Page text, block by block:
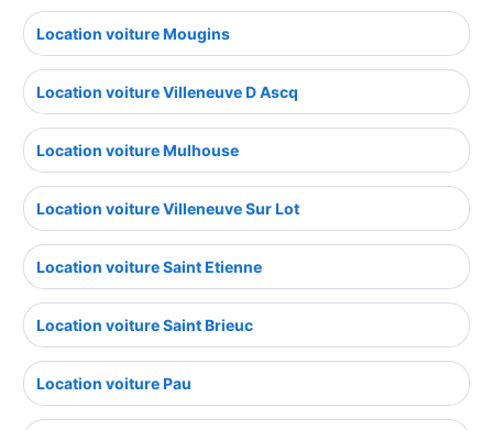
Location voiture Mougins
Location voiture Villeneuve D Ascq
Location voiture Mulhouse
Location voiture Villeneuve Sur Lot
Location voiture Saint Etienne
Location voiture Saint Brieuc
Location voiture Pau